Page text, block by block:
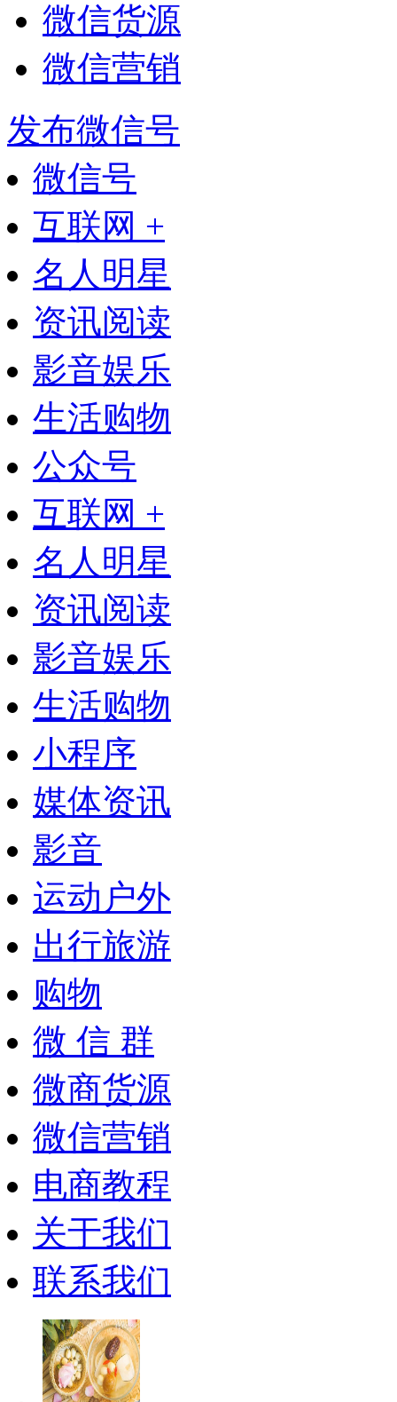
微信货源
微信营销
发布微信号
微信号
互联网 +
名人明星
资讯阅读
影音娱乐
生活购物
公众号
互联网 +
名人明星
资讯阅读
影音娱乐
生活购物
小程序
媒体资讯
影音
运动户外
出行旅游
购物
微 信 群
微商货源
微信营销
电商教程
关于我们
联系我们